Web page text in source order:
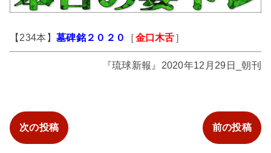
【234本】 墓碑銘２０２０ ［金口木舌］
『琉球新報』2020年12月29日_朝刊
次の投稿 前の投稿